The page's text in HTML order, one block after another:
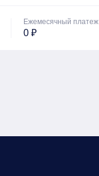
Ежемесячный платеж
0 ₽